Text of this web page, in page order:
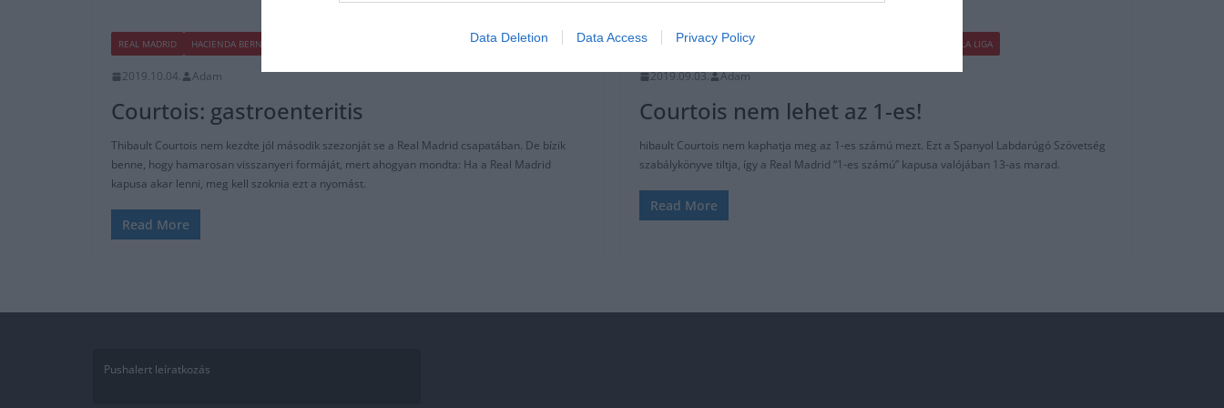
Data Deletion Data Access Privacy Policy
REAL MADRID HACIENDA BERNABEU
2019.10.04. Adam
Courtois: gastroenteritis
Thibault Courtois nem kezdte jól második szezonját se a Real Madrid csapatában. De bízik
benne, hogy hamarosan visszanyeri formáját, mert ahogyan mondta: Ha a Real Madrid
kapusa akar lenni, meg kell szoknia ezt a nyomást.
Read More
REAL MADRID ÁTIGAZOLÁSI HÍREK LA LIGA
2019.09.03. Adam
Courtois nem lehet az 1-es!
hibault Courtois nem kaphatja meg az 1-es számú mezt. Ezt a Spanyol Labdarúgó Szövetség
szabálykönyve tiltja, így a Real Madrid “1-es számú” kapusa valójában 13-as marad.
Read More
Pushalert leíratkozás